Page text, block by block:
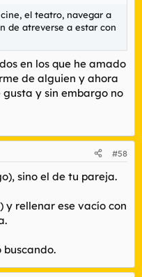
el teatro, navegar a
de atreverse a estar con
en los que he amado
de alguien y ahora
y sin embargo no
#58
sino el de tu pareja.
rellenar ese vacío con